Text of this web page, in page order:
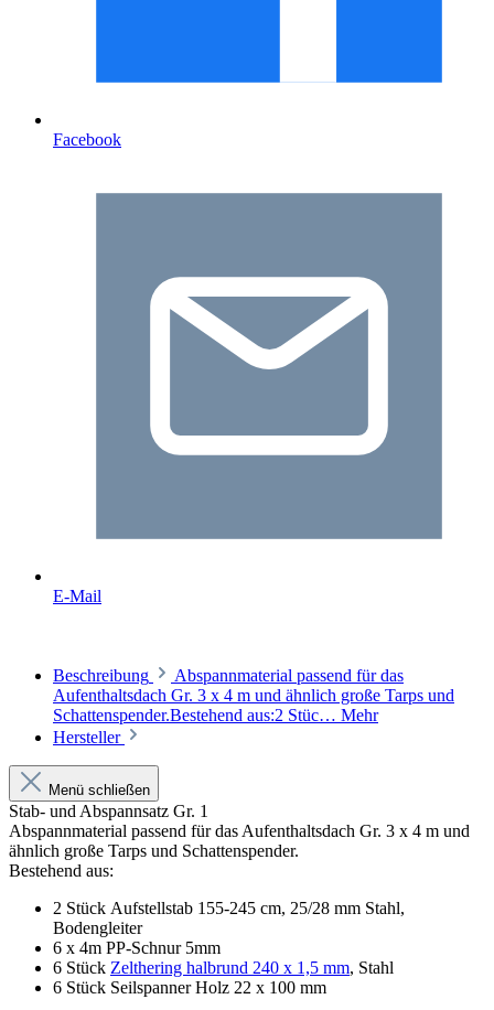
Facebook
E-Mail
Beschreibung
Abspannmaterial passend für das
Aufenthaltsdach Gr. 3 x 4 m und ähnlich große Tarps und
Schattenspender.Bestehend aus:2 Stüc… Mehr
Hersteller
Menü schließen
Stab- und Abspannsatz Gr. 1
Abspannmaterial passend für das Aufenthaltsdach Gr. 3 x 4 m und
ähnlich große Tarps und Schattenspender.
Bestehend aus:
2 Stück Aufstellstab 155-245 cm, 25/28 mm Stahl,
Bodengleiter
6 x 4m PP-Schnur 5mm
6 Stück Zelthering halbrund 240 x 1,5 mm, Stahl
6 Stück Seilspanner Holz 22 x 100 mm